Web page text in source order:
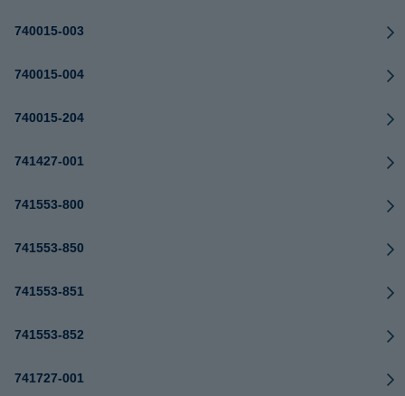
740015-003
740015-004
740015-204
741427-001
741553-800
741553-850
741553-851
741553-852
741727-001